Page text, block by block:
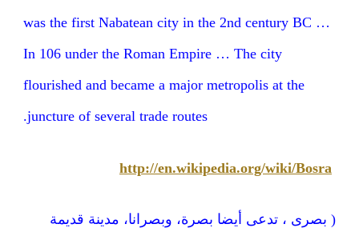
was the first Nabatean city in the 2nd century BC …
In 106 under the Roman Empire … The city
flourished and became a major metropolis at the
juncture of several trade routes.
http://en.wikipedia.org/wiki/Bosra
( بصرى ، تدعى أيضا بصرة، وبصرانا، مدينة قديمة